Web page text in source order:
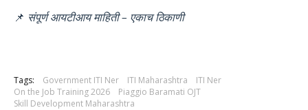
📌 संपूर्ण आयटीआय माहिती – एकाच ठिकाणी
Tags: Government ITI Ner ITI Maharashtra
ITI Ner
On the Job Training 2026
Piaggio Baramati OJT
Skill Development Maharashtra